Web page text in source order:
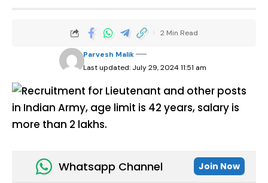
Last updated: July 29, 2024 11:51 am
Parvesh Malik
2 Min Read
Whatsapp Channel Join Now